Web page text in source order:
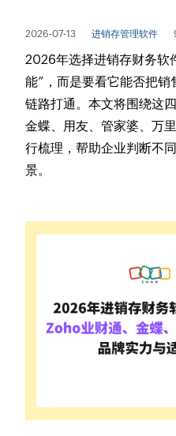
2026-07-13 进销存管理软件
2026年选择进销存财务软
能”，而是要看它能否把
链路打通。本文将围绕这
金蝶、用友、管家婆、万
行梳理，帮助企业判断不
景。